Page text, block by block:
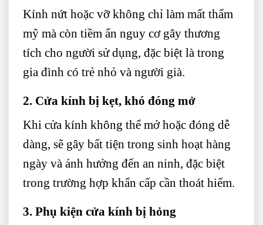
Kính nứt hoặc vỡ không chỉ làm mất thẩm
mỹ mà còn tiềm ẩn nguy cơ gây thương
tích cho người sử dụng, đặc biệt là trong
gia đình có trẻ nhỏ và người già.
2. Cửa kính bị kẹt, khó đóng mở
Khi cửa kính không thể mở hoặc đóng dễ
dàng, sẽ gây bất tiện trong sinh hoạt hàng
ngày và ảnh hưởng đến an ninh, đặc biệt
trong trường hợp khẩn cấp cần thoát hiểm.
3. Phụ kiện cửa kính bị hỏng